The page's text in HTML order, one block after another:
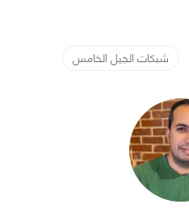
شبكات الجيل الخامس